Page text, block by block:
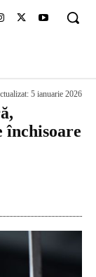
5 ianuarie 2026
închisoare